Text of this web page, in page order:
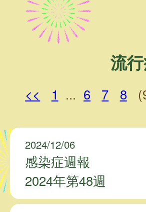
流
<< 1 ... 6 7 8
2024/12/06
感染症週報
2024年第48週